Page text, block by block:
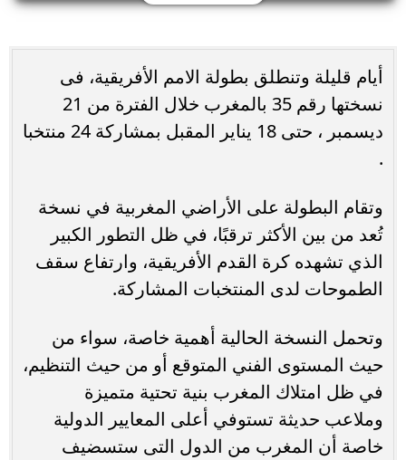
أيام قليلة وتنطلق بطولة الامم الأفريقية، فى
نسختها رقم 35 بالمغرب خلال الفترة من 21
ديسمبر ، حتى 18 يناير المقبل بمشاركة 24 منتخبا
.
وتقام البطولة على الأراضي المغربية في نسخة
تُعد من بين الأكثر ترقبًا، في ظل التطور الكبير
الذي تشهده كرة القدم الأفريقية، وارتفاع سقف
الطموحات لدى المنتخبات المشاركة.
وتحمل النسخة الحالية أهمية خاصة، سواء من
حيث المستوى الفني المتوقع أو من حيث التنظيم،
في ظل امتلاك المغرب بنية تحتية متميزة
وملاعب حديثة تستوفي أعلى المعايير الدولية
خاصة أن المغرب من الدول التى ستسضيف